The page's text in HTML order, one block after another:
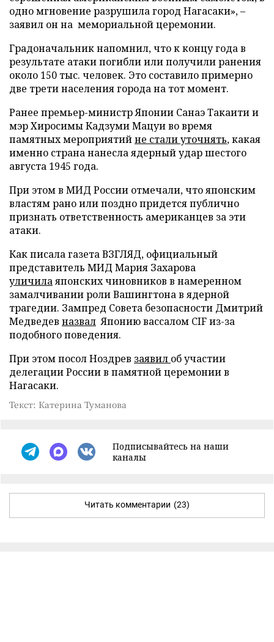
одно мгновение разрушила город Нагасаки», –
заявил он на мемориальной церемонии.
Градоначальник напомнил, что к концу года в
результате атаки погибли или получили ранения
около 150 тыс. человек. Это составило примерно
две трети населения города на тот момент.
Ранее премьер-министр Японии Санаэ Такаити и
мэр Хиросимы Кадзуми Мацуи во время
памятных мероприятийне стали уточнять, какая
именно страна нанесла ядерный удар шестого
августа 1945 года.
При этом в МИД России отмечали, что японским
властям рано или поздно придется публично
признать ответственность американцев за эти
атаки.
Как писала газета ВЗГЛЯД, официальный
представитель МИД Мария Захарова
уличилаяпонских чиновников в намеренном
замалчивании роли Вашингтона в ядерной
трагедии. Зампред Совета безопасности Дмитрий
Медведев назвал Японию вассалом CIF из-за
подобного поведения.
При этом посол Ноздрев заявил об участии
делегации России в памятной церемонии в
Нагасаки.
Текст: Катерина Туманова
Подписывайтесь на наши
каналы
Читать комментарии (23)